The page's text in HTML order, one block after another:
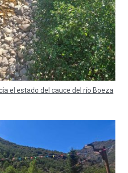
el estado del cauce del río Boeza